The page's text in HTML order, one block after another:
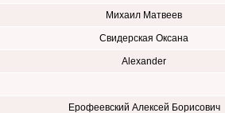
Михаил Матвеев
Свидерская Оксана
Alexander
Ерофеевский Алексей Борисович